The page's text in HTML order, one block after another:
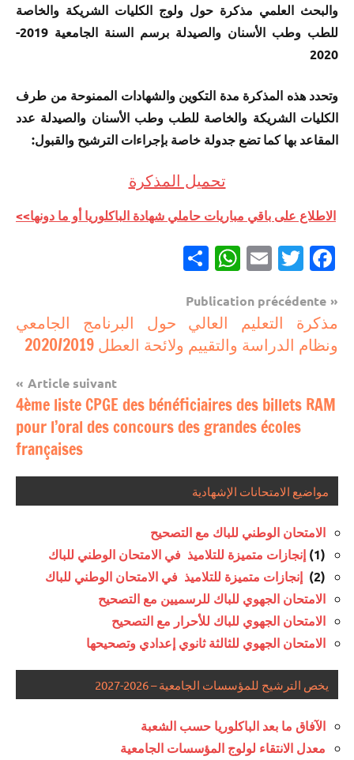
والبحث العلمي مذكرة حول ولوج الكليات الشريكة والخاصة
للطب وطب الأسنان والصيدلة برسم السنة الجامعية 2019-
2020
وتحدد هذه المذكرة مدة التكوين والشهادات الممنوحة من طرف
الكليات الشريكة والخاصة للطب وطب الأسنان والصيدلة عدد
المقاعد بها كما تضع جدولة خاصة بإجراءات الترشيح والقبول:
تحميل المذكرة
الاطلاع على باقي مباريات حاملي شهادة الباكلوريا أو ما دونها>>
Facebook
Twitter
Email
WhatsApp
مباريات
مباريات
فوق
مباريات
دونه
Navigation
de
l’article
Publication précédente
مذكرة التعليم العالي حول البرنامج الجامعي
ونظام الدراسة والتقييم ولائحة العطل 2020/2019
Article suivant
4ème liste CPGE des bénéficiaires des billets RAM
pour l’oral des concours des grandes écoles
françaises
مواضيع الامتحانات الإشهادية
الامتحان الوطني للباك مع التصحيح
(1)
إنجازات متميزة للتلاميذ في الامتحان الوطني للباك
(2)
إنجازات متميزة للتلاميذ في الامتحان الوطني للباك
الامتحان الجهوي للباك للرسميين مع التصحيح
الامتحان الجهوي للباك للأحرار مع التصحيح
الامتحان الجهوي للثالثة ثانوي إعدادي وتصحيحها
يخص الترشيح للمؤسسات الجامعية – 2026-2027
الآفاق ما بعد الباكلوريا حسب الشعبة
معدل الانتقاء لولوج المؤسسات الجامعية